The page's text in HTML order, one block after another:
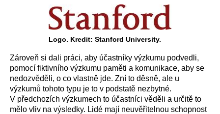
Logo. Kredit: Stanford University.
Zároveň si dali práci, aby účastníky výzkumu podvedli,
pomocí fiktivního výzkumu paměti a komunikace, aby se
nedozvěděli, o co vlastně jde. Zní to děsně, ale u
výzkumů tohoto typu je to v podstatě nezbytné.
V předchozích výzkumech to účastníci věděli a určitě to
mělo vliv na výsledky. Lidé mají neuvěřitelnou schopnost